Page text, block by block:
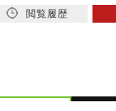
閲覧履歴